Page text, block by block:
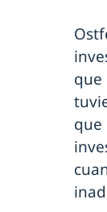
que
que